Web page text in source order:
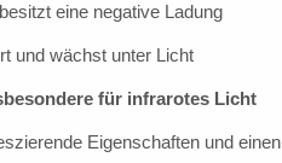
eine negative Ladung
und wächst unter Licht
für infrarotes Licht
Eigenschaften und einen